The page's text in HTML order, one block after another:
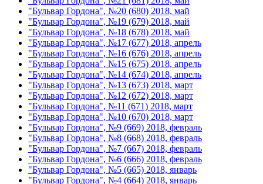
"Бульвар Гордона", №20 (680) 2018, май
"Бульвар Гордона", №19 (679) 2018, май
"Бульвар Гордона", №18 (678) 2018, май
"Бульвар Гордона", №17 (677) 2018, апрель
"Бульвар Гордона", №16 (676) 2018, апрель
"Бульвар Гордона", №15 (675) 2018, апрель
"Бульвар Гордона", №14 (674) 2018, апрель
"Бульвар Гордона", №13 (673) 2018, март
"Бульвар Гордона", №12 (672) 2018, март
"Бульвар Гордона", №11 (671) 2018, март
"Бульвар Гордона", №10 (670) 2018, март
"Бульвар Гордона", №9 (669) 2018, февраль
"Бульвар Гордона", №8 (668) 2018, февраль
"Бульвар Гордона", №7 (667) 2018, февраль
"Бульвар Гордона", №6 (666) 2018, февраль
"Бульвар Гордона", №5 (665) 2018, январь
"Бульвар Гордона", №4 (664) 2018, январь